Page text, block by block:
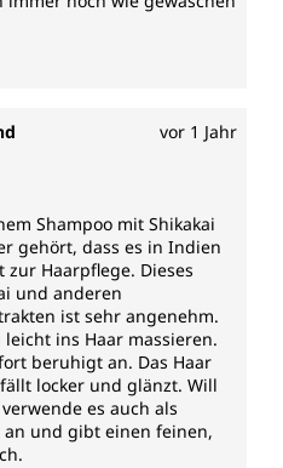
wir bewusst
beschwert oder durch
werden. Deshalb
Haarshampoo von
Alkohol, Salze
ist es außerdem
ist sparsam in der
keinen
auf müdes Haar
für dünnes,
das Struktur und
pflegende Wirkung
vor 1 Jahr
von 5 von 5 Sternen
Shampoo mit Shikakai
gehört, dass es in Indien
Haarpflege. Dieses
und anderen
ist sehr angenehm.
ins Haar massieren.
beruhigt an. Das Haar
locker und glänzt. Will
es auch als
und gibt einen feinen,